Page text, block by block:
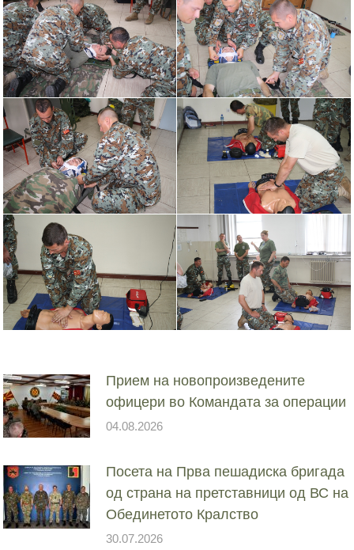
Прием на новопроизведените
офицери во Командата за операции
04.08.2026
Посета на Прва пешадиска бригада
од страна на претставници од ВС на
Обединетото Кралство
30.07.2026